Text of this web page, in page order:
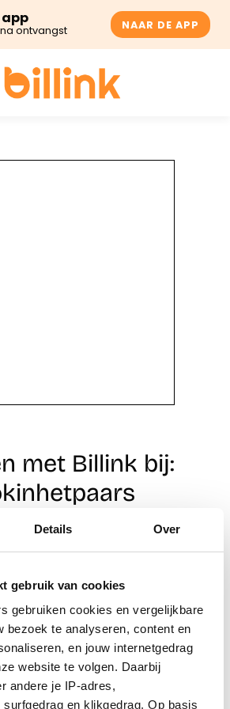
Details Over
gebruik van cookies
gebruiken cookies en vergelijkbare
bezoek te analyseren, content en
en jouw internetgedrag
website te volgen. Daarbij
andere je IP-adres,
en klikgedrag. Op basis
ontvangst NAAR DE APP
met Billink bij:
Naar winkels